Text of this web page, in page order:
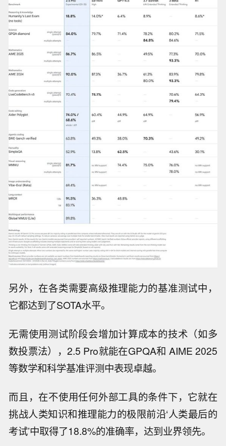
另外，在各类需要高级推理能力的基准测试中，
它都达到了SOTA水平。
无需使用测试阶段会增加计算成本的技术（如多
数投票法），2.5 Pro就能在GPQA和 AIME 2025
等数学和科学基准评测中表现卓越。
而且，在不使用任何外部工具的条件下，它就在
挑战人类知识和推理能力的极限前沿‘人类最后的
考试’中取得了18.8%的准确率，达到业界领先。